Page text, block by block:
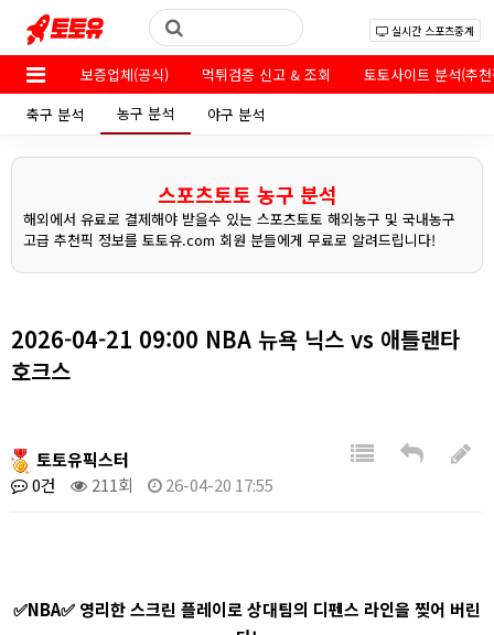
실시간 스포츠중계
보증업체(공식) 먹튀검증 신고 & 조회
토토사이트 분석(추
축구 분석
농구 분석 야구 분석
스포츠토토 농구 분석
해외에서 유료로 결제해야 받을수 있는 스포츠토토 해외농구 및 국내농구
고급 추천픽 정보를 토토유.com 회원 분들에게 무료로 알려드립니다!
2026-04-21 09:00 NBA 뉴욕 닉스 vs 애틀랜타
호크스
토토유픽스터
0건
211회 26-04-20 17:55
✅NBA✅ 영리한 스크린 플레이로 상대팀의 디펜스 라인을 찢어 버린